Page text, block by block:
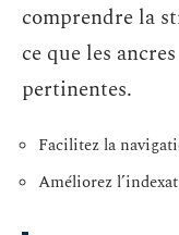
comprendre la
ce que les
pertinentes.
Facilitez la
Améliorez